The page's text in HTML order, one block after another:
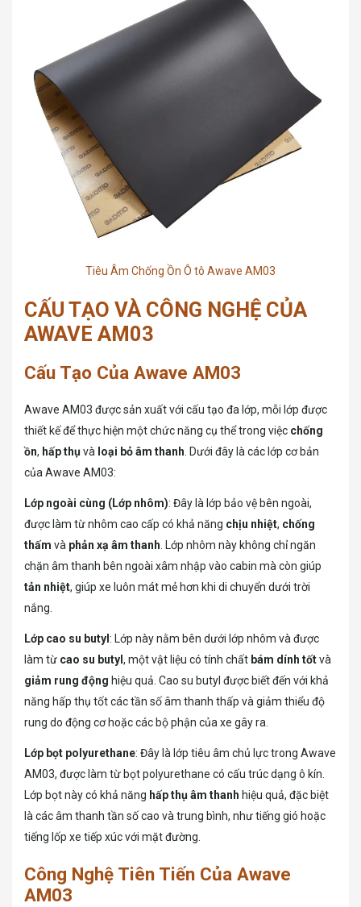
Tiêu Âm Chống Ồn Ô tô Awave AM03
CẤU TẠO VÀ CÔNG NGHỆ CỦA
AWAVE AM03
Cấu Tạo Của Awave AM03
Awave AM03 được sản xuất với cấu tạo đa lớp, mỗi lớp được
thiết kế để thực hiện một chức năng cụ thể trong việc chống
ồn, hấp thụvà loại bỏ âm thanh. Dưới đây là các lớp cơ bản
của Awave AM03:
Lớp ngoài cùng (Lớp nhôm): Đây là lớp bảo vệ bên ngoài,
được làm từ nhôm cao cấp có khả năng chịu nhiệt, chống
thấm và phản xạ âm thanh. Lớp nhôm này không chỉ ngăn
chặn âm thanh bên ngoài xâm nhập vào cabin mà còn giúp
tản nhiệt, giúp xe luôn mát mẻ hơn khi di chuyển dưới trời
nắng.
Lớp cao su butyl : Lớp này nằm bên dưới lớp nhôm và được
làm từ cao su butyl , một vật liệu có tính chất bám dính tốtvà
giảm rung động hiệu quả. Cao su butyl được biết đến với khả
năng hấp thụ tốt các tần số âm thanh thấp và giảm thiểu độ
rung do động cơ hoặc các bộ phận của xe gây ra.
Lớp bọt polyurethane: Đây là lớp tiêu âm chủ lực trong Awave
AM03, được làm từ bọt polyurethane có cấu trúc dạng ô kín.
Lớp bọt này có khả năng hấp thụ âm thanh hiệu quả, đặc biệt
là các âm thanh tần số cao và trung bình, như tiếng gió hoặc
tiếng lốp xe tiếp xúc với mặt đường.
Công Nghệ Tiên Tiến Của Awave
AM03